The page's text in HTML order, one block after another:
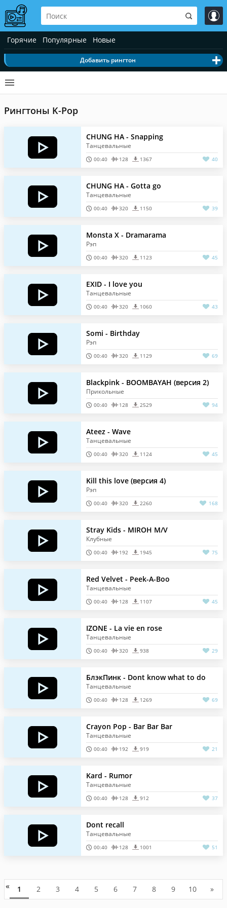
Горячие Популярные Новые
Добавить рингтон
Рингтоны K-Pop
CHUNG HA - Snapping
Танцевальные
00:40 128 1367 40
CHUNG HA - Gotta go
Танцевальные
00:40 320 1150 39
Monsta X - Dramarama
Рэп
00:40 320 1123 45
EXID - I love you
Танцевальные
00:40 320 1060 43
Somi - Birthday
Рэп
00:40 320 1129 69
Blackpink - BOOMBAYAH (версия 2)
Прикольные
00:40 128 2529 94
Ateez - Wave
Танцевальные
00:40 320 1124 45
Kill this love (версия 4)
Рэп
00:40 320 2260 168
Stray Kids - MIROH M/V
Клубные
00:40 192 1945 75
Red Velvet - Peek-A-Boo
Танцевальные
00:40 128 1107 45
IZONE - La vie en rose
Танцевальные
00:40 320 938 29
БлэкПинк - Dont know what to do
Танцевальные
00:40 128 1269 69
Crayon Pop - Bar Bar Bar
Танцевальные
00:40 192 919 21
Kard - Rumor
Танцевальные
00:40 128 912 37
Dont recall
Танцевальные
00:40 128 1001 51
« 1 2 3 4 5 6 7 8 9 10 »